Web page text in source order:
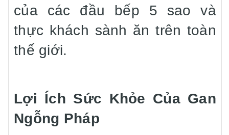
của các đầu bếp 5 sao và
thực khách sành ăn trên toàn
thế giới.
Lợi Ích Sức Khỏe Của Gan
Ngỗng Pháp